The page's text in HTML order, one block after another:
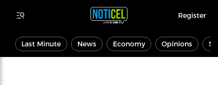
Register
Last Minute News Economy Opinions